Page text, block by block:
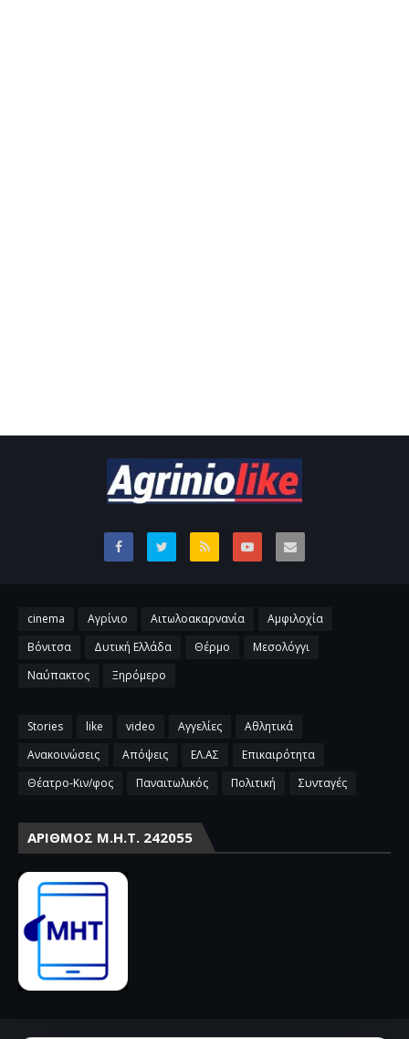
cinema Αγρίνιο Αιτωλοακαρνανία
Αμφιλοχία
Βόνιτσα
Δυτική Ελλάδα Θέρμο
Μεσολόγγι
Ναύπακτος
Ξηρόμερο
Stories like video Αγγελίες
Αθλητικά
Ανακοινώσεις
Απόψεις ΕΛ.ΑΣ
Επικαιρότητα
Θέατρο-Κιν/φος
Παναιτωλικός Πολιτική Συνταγές
ΑΡΙΘΜΌΣ Μ.Η.Τ. 242055